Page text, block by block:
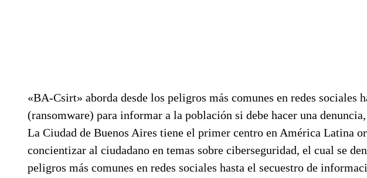
«BA-Csirt» aborda desde los peligros más comunes en redes sociales
(ransomware) para informar a la población si debe hacer una
La Ciudad de Buenos Aires tiene el primer centro en América Latina
concientizar al ciudadano en temas sobre ciberseguridad, el cual se
peligros más comunes en redes sociales hasta el secuestro de